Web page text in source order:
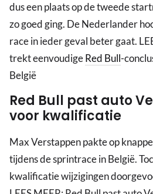
dus een plaats op de tweede
zo goed ging. De Nederlander
race in ieder geval beter gaat.
trekt eenvoudigeRed Bull-
België
Red Bull past auto
voor kwalificatie
Max Verstappen pakte op
tijdens de sprintrace in België.
kwalificatie wijzigingen